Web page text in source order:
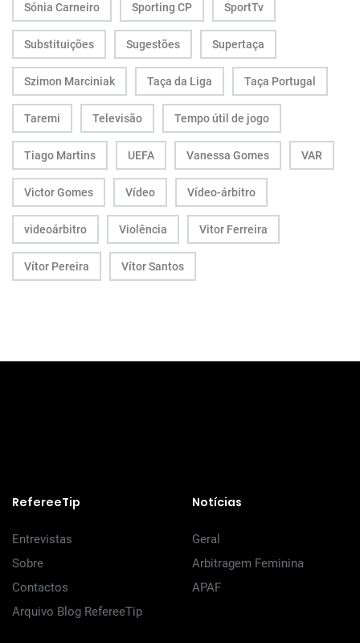
Sónia Carneiro Sporting CP SportTv
Substituições Sugestões Supertaça
Szimon Marciniak Taça da Liga Taça Portugal
Taremi Televisão Tempo útil de jogo
Tiago Martins UEFA Vanessa Gomes VAR
Victor Gomes Vídeo Vídeo-árbitro
videoárbitro Violência Vitor Ferreira
Vítor Pereira Vítor Santos
RefereeTip
Entrevistas
Sobre
Contactos
Arquivo Blog RefereeTip
Notícias
Geral
Arbitragem Feminina
APAF